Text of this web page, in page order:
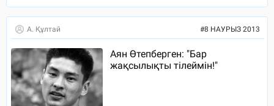
А. Құлтай #8 НАУРЫЗ 2013
Аян Өтепберген: "Бар
жақсылықты тілеймін!"